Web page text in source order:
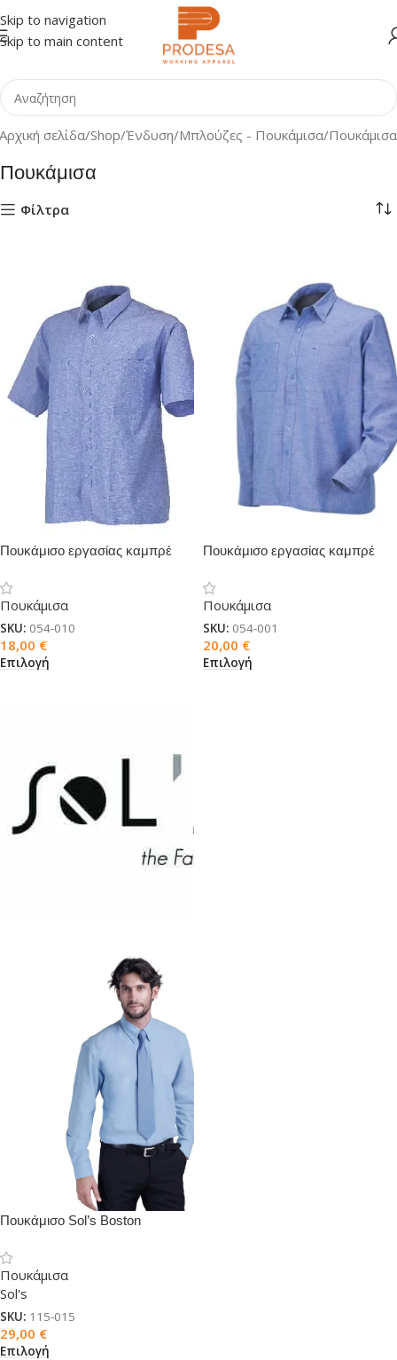
Skip to navigation
Skip to main content
Αρχική σελίδα Shop Ένδυση Μπλούζες - Πουκάμισα Πουκάμισα
Πουκάμισα
Φίλτρα
Πουκάμισο εργασίας καμπρέ
Πουκάμισα
SKU: 054-010
18,00 €
Επιλογή
Πουκάμισο εργασίας καμπρέ
Πουκάμισα
SKU: 054-001
20,00 €
Επιλογή
Πουκάμισο Sol’s Boston
Πουκάμισα
Sol's
SKU: 115-015
29,00 €
Επιλογή